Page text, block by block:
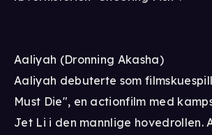
Aaliyah (Dronning Akasha)
Aaliyah debuterte som
Must Die", en actionfilm med
Jet Li i den mannlige hovedrollen.